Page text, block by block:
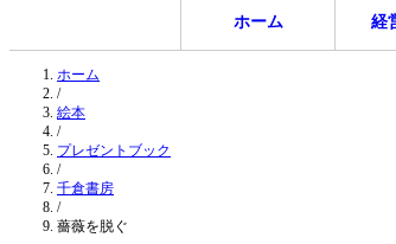
ホーム 経
ホーム
/
絵本
/
プレゼントブック
/
千倉書房
/
薔薇を脱ぐ